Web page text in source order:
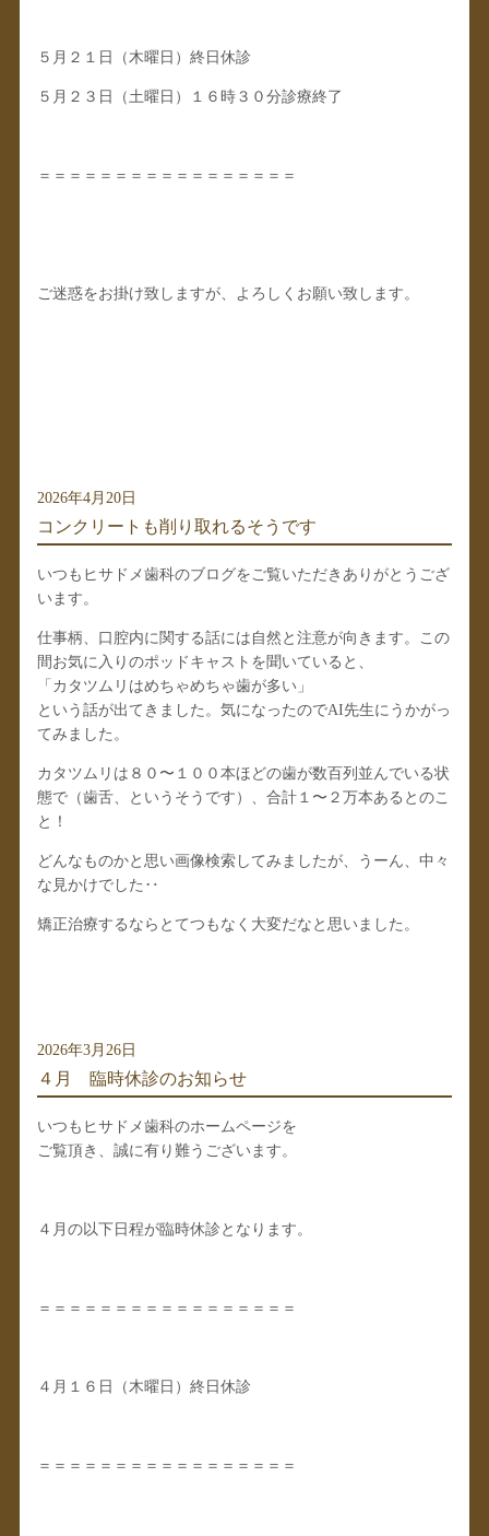
５月２１日（木曜日）終日休診
５月２３日（土曜日）１６時３０分診療終了
＝＝＝＝＝＝＝＝＝＝＝＝＝＝＝＝＝
ご迷惑をお掛け致しますが、よろしくお願い致します。
2026年4月20日
コンクリートも削り取れるそうです
いつもヒサドメ歯科のブログをご覧いただきありがとうござ
います。
仕事柄、口腔内に関する話には自然と注意が向きます。この
間お気に入りのポッドキャストを聞いていると、
「カタツムリはめちゃめちゃ歯が多い」
という話が出てきました。気になったのでAI先生にうかがっ
てみました。
カタツムリは８０〜１００本ほどの歯が数百列並んでいる状
態で（歯舌、というそうです）、合計１〜２万本あるとのこ
と！
どんなものかと思い画像検索してみましたが、うーん、中々
な見かけでした‥
矯正治療するならとてつもなく大変だなと思いました。
2026年3月26日
４月 臨時休診のお知らせ
いつもヒサドメ歯科のホームページを
ご覧頂き、誠に有り難うございます。
４月の以下日程が臨時休診となります。
＝＝＝＝＝＝＝＝＝＝＝＝＝＝＝＝＝
４月１６日（木曜日）終日休診
＝＝＝＝＝＝＝＝＝＝＝＝＝＝＝＝＝